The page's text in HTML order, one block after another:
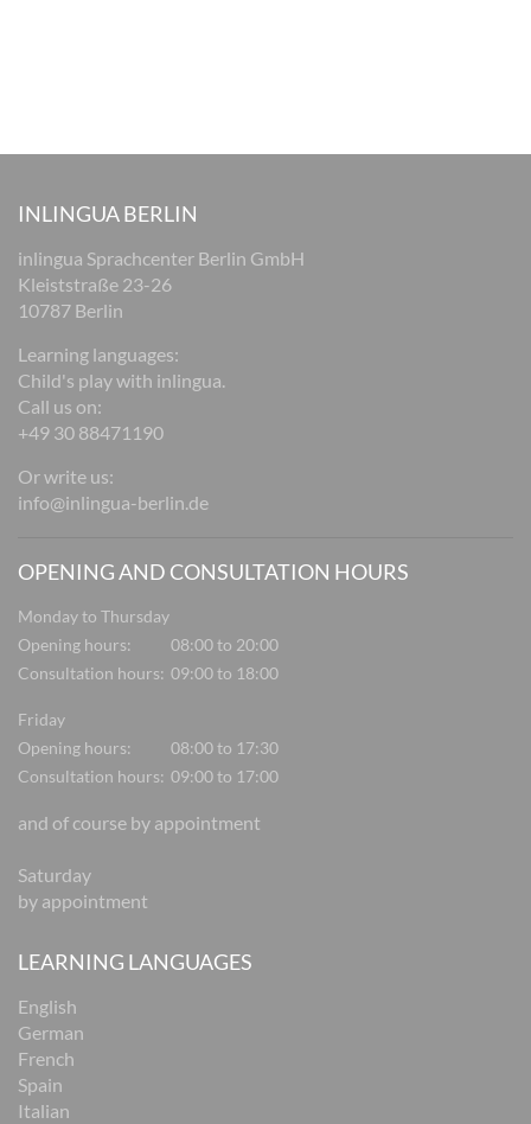
INLINGUA BERLIN
inlingua Sprachcenter Berlin GmbH
Kleiststraße 23-26
10787 Berlin
Learning languages:
Child's play with inlingua.
Call us on:
+49 30 88471190
Or write us:
info@inlingua-berlin.de
OPENING AND CONSULTATION HOURS
Monday to Thursday
Opening hours:
08:00 to 20:00
Consultation hours: 09:00 to 18:00
Friday
Opening hours:
08:00 to 17:30
Consultation hours: 09:00 to 17:00
and of course by appointment
Saturday
by appointment
LEARNING LANGUAGES
English
German
French
Spain
Italian